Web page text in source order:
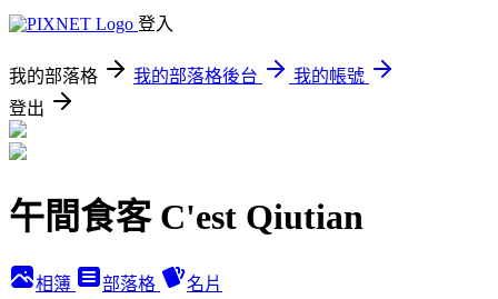
登入
我的部落格 我的部落格後台
我的帳號
登出
午間食客 C'est Qiutian
相簿 部落格 名片